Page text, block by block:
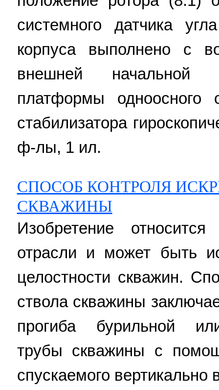
системного датчика
корпуса выполнено с
внешней начальной
платформы одноосного
стабилизатора
ф-лы, 1 ил.
СПОСОБ КОНТРОЛЯ
СКВАЖИНЫ
Изобретение
отрасли и может быть
целостности скважин.
ствола скважины
прогиба бурильной
трубы скважины с
спускаемого